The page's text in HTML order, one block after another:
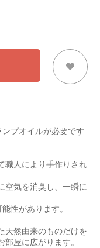
プオイルが必要です
職人により手作りされ
空気を消臭し、一瞬に
性があります。
天然由来のものだけを
屋に広がります。